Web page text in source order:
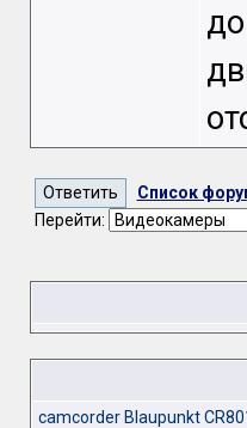
Список
Перейти:
camcorder Blaupunkt